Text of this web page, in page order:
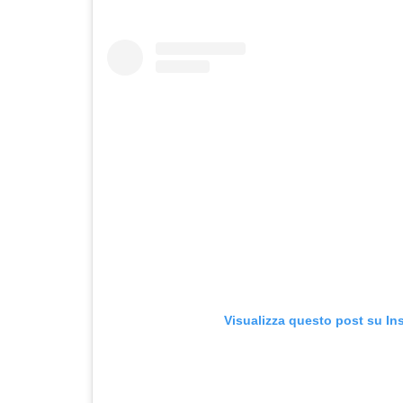
Visualizza questo post su